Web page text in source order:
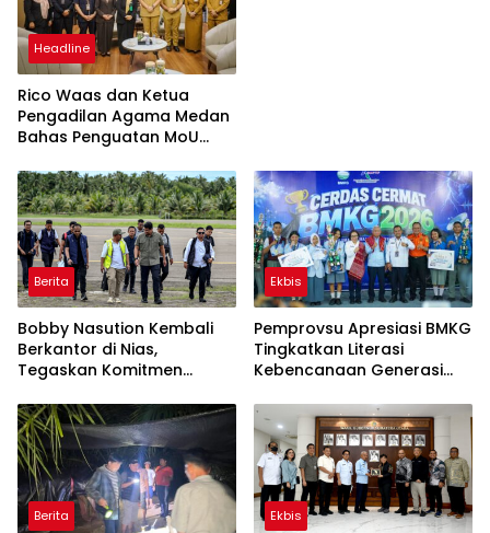
Headline
Rico Waas dan Ketua
Pengadilan Agama Medan
Bahas Penguatan MoU
dan Perempuan Pasca
Perceraian ASN
Berita
Bobby Nasution Kembali
Berkantor di Nias,
Tegaskan Komitmen
Kepulauan Nias
Ekbis
Pemprovsu Apresiasi BMKG
Tingkatkan Literasi
Kebencanaan Generasi
Berita Ekbis